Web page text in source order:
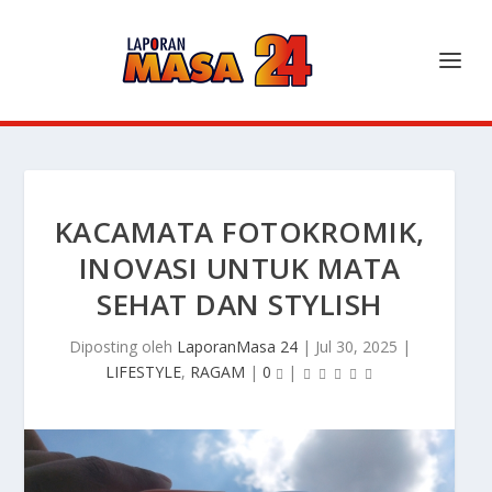
KACAMATA FOTOKROMIK,
INOVASI UNTUK MATA
SEHAT DAN STYLISH
Diposting oleh LaporanMasa 24| Jul 30, 2025 |
LIFESTYLE, RAGAM | 0 |